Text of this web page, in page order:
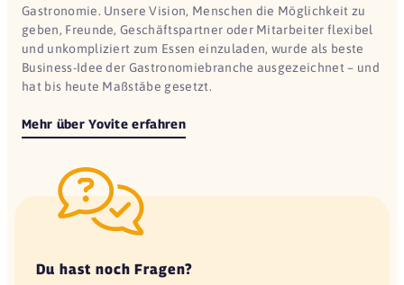
Gastronomie. Unsere Vision, Menschen die Möglichkeit zu
geben, Freunde, Geschäftspartner oder Mitarbeiter flexibel
und unkompliziert zum Essen einzuladen, wurde als beste
Business-Idee der Gastronomiebranche ausgezeichnet – und
hat bis heute Maßstäbe gesetzt.
Mehr über Yovite erfahren
Du hast noch Fragen?